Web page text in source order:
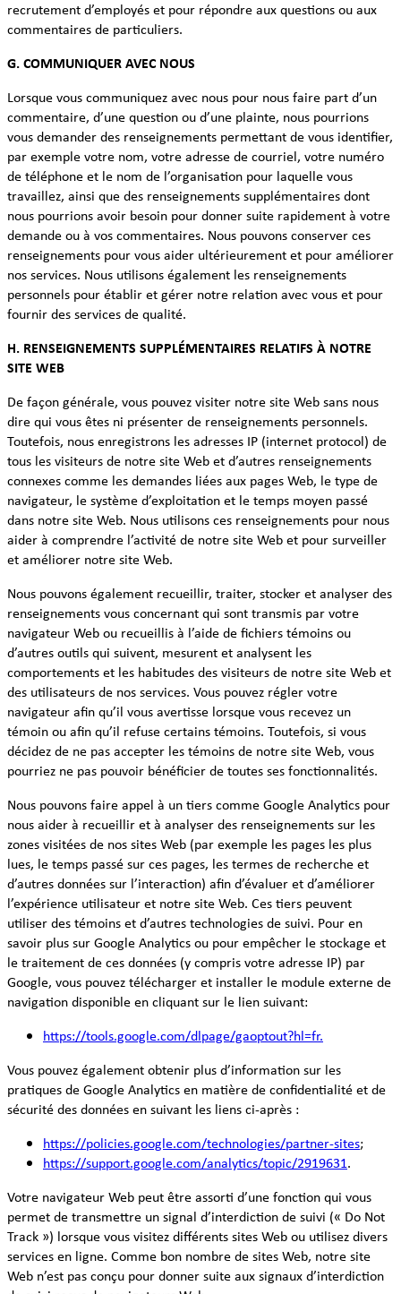
recrutement d’employés et pour répondre aux questions ou aux
commentaires de particuliers.
G. COMMUNIQUER AVEC NOUS
Lorsque vous communiquez avec nous pour nous faire part d’un
commentaire, d’une question ou d’une plainte, nous pourrions
vous demander des renseignements permettant de vous identifier,
par exemple votre nom, votre adresse de courriel, votre numéro
de téléphone et le nom de l’organisation pour laquelle vous
travaillez, ainsi que des renseignements supplémentaires dont
nous pourrions avoir besoin pour donner suite rapidement à votre
demande ou à vos commentaires. Nous pouvons conserver ces
renseignements pour vous aider ultérieurement et pour améliorer
nos services. Nous utilisons également les renseignements
personnels pour établir et gérer notre relation avec vous et pour
fournir des services de qualité.
H. RENSEIGNEMENTS SUPPLÉMENTAIRES RELATIFS À NOTRE
SITE WEB
De façon générale, vous pouvez visiter notre site Web sans nous
dire qui vous êtes ni présenter de renseignements personnels.
Toutefois, nous enregistrons les adresses IP (internet protocol) de
tous les visiteurs de notre site Web et d’autres renseignements
connexes comme les demandes liées aux pages Web, le type de
navigateur, le système d’exploitation et le temps moyen passé
dans notre site Web. Nous utilisons ces renseignements pour nous
aider à comprendre l’activité de notre site Web et pour surveiller
et améliorer notre site Web.
Nous pouvons également recueillir, traiter, stocker et analyser des
renseignements vous concernant qui sont transmis par votre
navigateur Web ou recueillis à l’aide de fichiers témoins ou
d’autres outils qui suivent, mesurent et analysent les
comportements et les habitudes des visiteurs de notre site Web et
des utilisateurs de nos services. Vous pouvez régler votre
navigateur afin qu’il vous avertisse lorsque vous recevez un
témoin ou afin qu’il refuse certains témoins. Toutefois, si vous
décidez de ne pas accepter les témoins de notre site Web, vous
pourriez ne pas pouvoir bénéficier de toutes ses fonctionnalités.
Nous pouvons faire appel à un tiers comme Google Analytics pour
nous aider à recueillir et à analyser des renseignements sur les
zones visitées de nos sites Web (par exemple les pages les plus
lues, le temps passé sur ces pages, les termes de recherche et
d’autres données sur l’interaction) afin d’évaluer et d’améliorer
l’expérience utilisateur et notre site Web. Ces tiers peuvent
utiliser des témoins et d’autres technologies de suivi. Pour en
savoir plus sur Google Analytics ou pour empêcher le stockage et
le traitement de ces données (y compris votre adresse IP) par
Google, vous pouvez télécharger et installer le module externe de
navigation disponible en cliquant sur le lien suivant:
https://tools.google.com/dlpage/gaoptout?hl=fr.
Vous pouvez également obtenir plus d’information sur les
pratiques de Google Analytics en matière de confidentialité et de
sécurité des données en suivant les liens ci-après :
https://policies.google.com/technologies/partner-sites;
https://support.google.com/analytics/topic/2919631.
Votre navigateur Web peut être assorti d’une fonction qui vous
permet de transmettre un signal d’interdiction de suivi (« Do Not
Track ») lorsque vous visitez différents sites Web ou utilisez divers
services en ligne. Comme bon nombre de sites Web, notre site
Web n’est pas conçu pour donner suite aux signaux d’interdiction